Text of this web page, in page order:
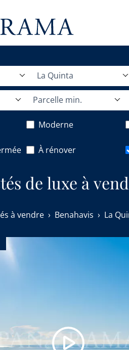
La Quinta
Parcelle min.
Moderne
À rénover
de luxe à
à vendre Benahavis La